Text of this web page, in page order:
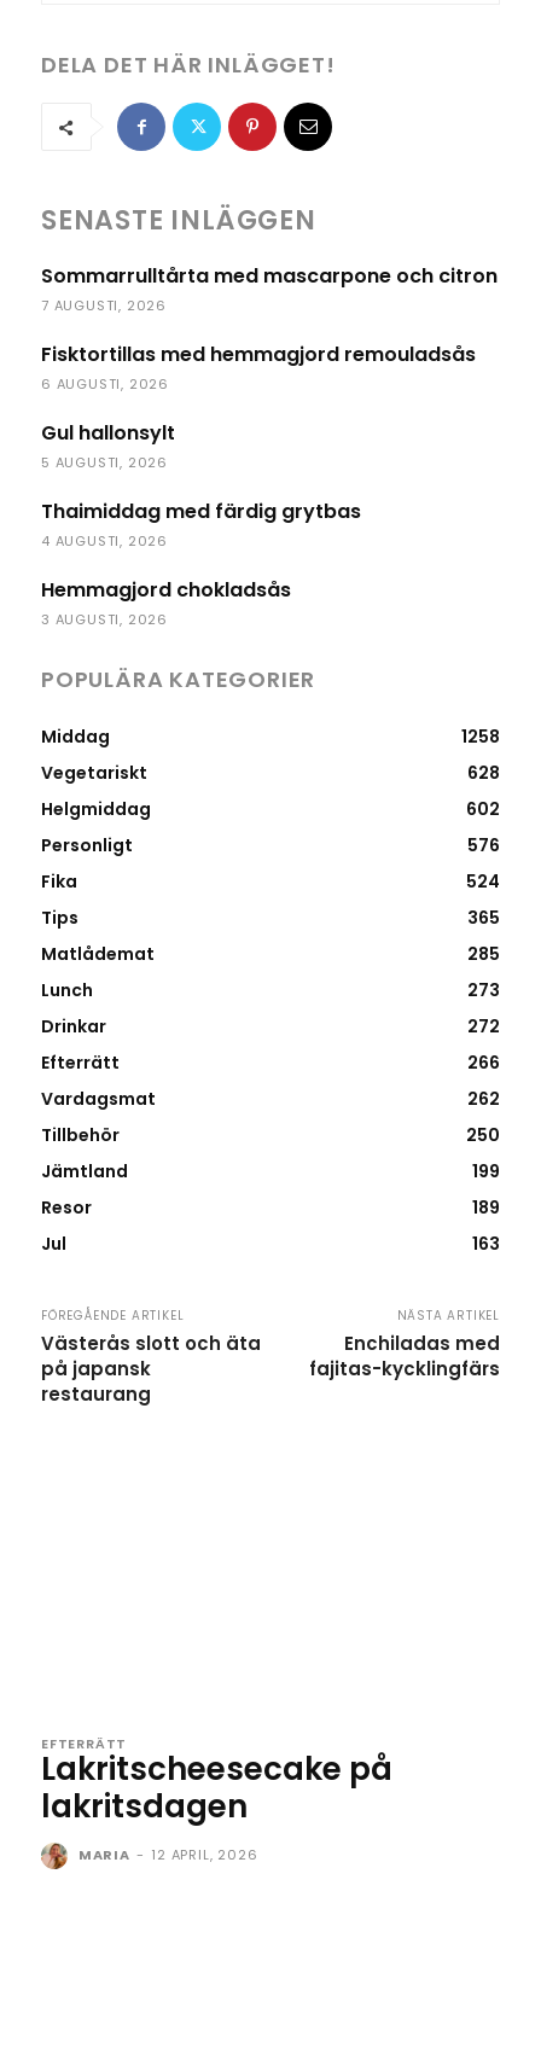
DELA DET HÄR INLÄGGET!
SENASTE INLÄGGEN
Sommarrulltårta med mascarpone och citron
7 AUGUSTI, 2026
Fisktortillas med hemmagjord remouladsås
6 AUGUSTI, 2026
Gul hallonsylt
5 AUGUSTI, 2026
Thaimiddag med färdig grytbas
4 AUGUSTI, 2026
Hemmagjord chokladsås
3 AUGUSTI, 2026
POPULÄRA KATEGORIER
Middag
1258
Vegetariskt
628
Helgmiddag
602
Personligt
576
Fika
524
Tips
365
Matlådemat
285
Lunch
273
Drinkar
272
Efterrätt
266
Vardagsmat
262
Tillbehör
250
Jämtland
199
Resor
189
Jul
163
FÖREGÅENDE ARTIKEL
Västerås slott och äta
på japansk
restaurang
NÄSTA ARTIKEL
Enchiladas med
fajitas-kycklingfärs
EFTERRÄTT
Lakritscheesecake på
lakritsdagen
MARIA - 12 APRIL, 2026